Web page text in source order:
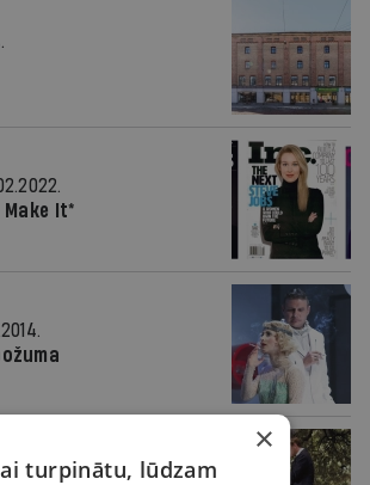
Make It*
×
turpinātu, lūdzam